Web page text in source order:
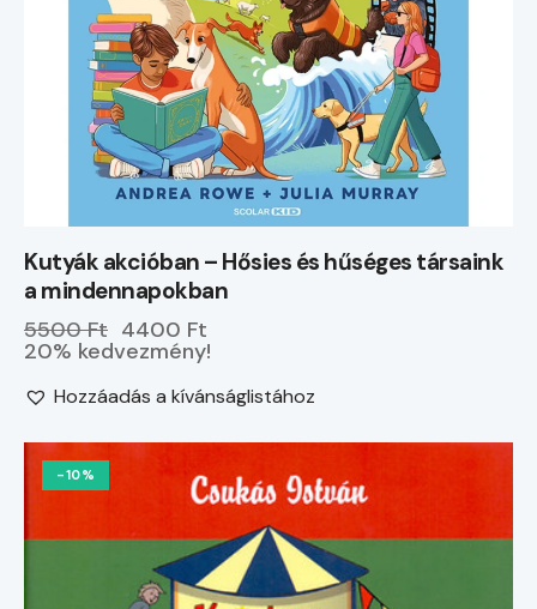
Kutyák akcióban – Hősies és hűséges társaink
a mindennapokban
5500 Ft 4400 Ft
20% kedvezmény!
Hozzáadás a kívánságlistához
-10%